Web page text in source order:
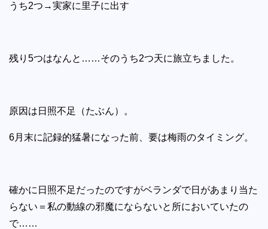
うち2つ→実家に里子に出す
残り5つはなんと……そのうち2つ天に旅立ちました。
原因は日照不足（たぶん）。
6月末に記録的猛暑になった前、要は梅雨のタイミング。
確かに日照不足だったのですがベランダで日があまり当た
らない＝私の動線の邪魔にならないと所においていたの
で……